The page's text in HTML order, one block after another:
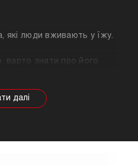
які люди вживають у їжу.
варто знати про його
продукту
як рекомендації
на дієті.